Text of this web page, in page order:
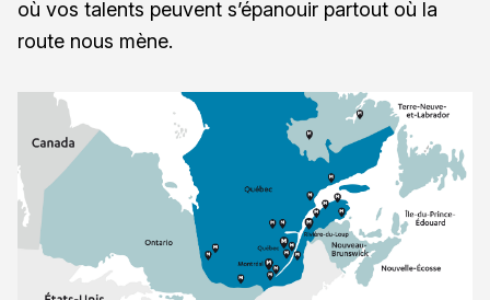
où vos talents peuvent s’épanouir partout où la
route nous mène.